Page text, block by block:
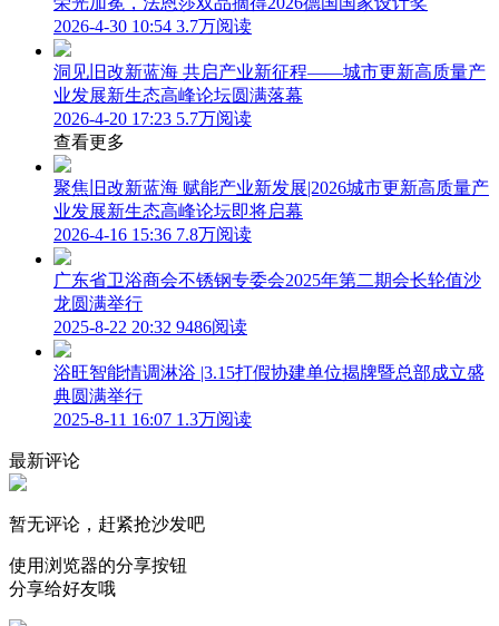
2026-4-30 10:54 3.7万阅读
洞见旧改新蓝海 共启产业新征程——城市更新高质量产
业发展新生态高峰论坛圆满落幕
2026-4-20 17:23 5.7万阅读
查看更多
聚焦旧改新蓝海 赋能产业新发展|2026城市更新高质量产
业发展新生态高峰论坛即将启幕
2026-4-16 15:36 7.8万阅读
广东省卫浴商会不锈钢专委会2025年第二期会长轮值沙
龙圆满举行
2025-8-22 20:32 9486阅读
浴旺智能情调淋浴 |3.15打假协建单位揭牌暨总部成立盛
典圆满举行
2025-8-11 16:07 1.3万阅读
最新评论
暂无评论，赶紧抢沙发吧
使用浏览器的分享按钮
分享给好友哦